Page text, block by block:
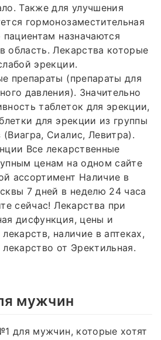
Также для улучшения
гормонозаместительная
назначаются
область. Лекарства которые
эрекции.
препараты (препараты для
давления). Значительно
таблеток для эрекции,
для эрекции из группы
Все лекарственные
ценам на одном сайте
ассортимент Наличие в
7 дней в неделю 24 часа
сейчас! Лекарства при
дисфункция, цены и
наличие в аптеках,
от Эректильная.
мужчин
для мужчин, которые хотят